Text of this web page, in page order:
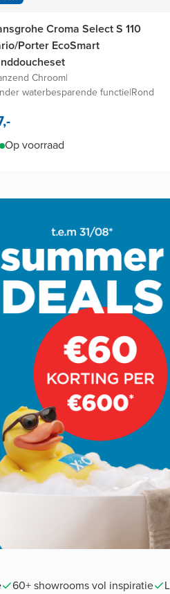
Croma Select S 110
Porter EcoSmart
Chroom|
waterbesparende functie|Rond
Op voorraad
60+ showrooms vol inspiratie